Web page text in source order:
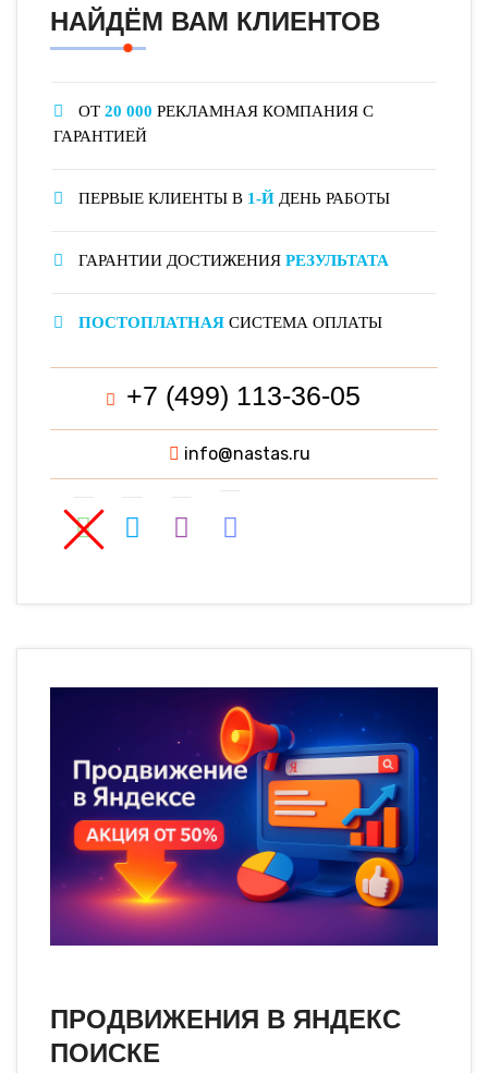
НАЙДЁМ ВАМ КЛИЕНТОВ
ОТ 20 000 РЕКЛАМНАЯ КОМПАНИЯ С
ГАРАНТИЕЙ
ПЕРВЫЕ КЛИЕНТЫ В 1-Й ДЕНЬ РАБОТЫ
ГАРАНТИИ ДОСТИЖЕНИЯ РЕЗУЛЬТАТА
ПОСТОПЛАТНАЯ СИСТЕМА ОПЛАТЫ
+7 (499) 113-36-05
info@nastas.ru
ПРОДВИЖЕНИЯ В ЯНДЕКС
ПОИСКЕ